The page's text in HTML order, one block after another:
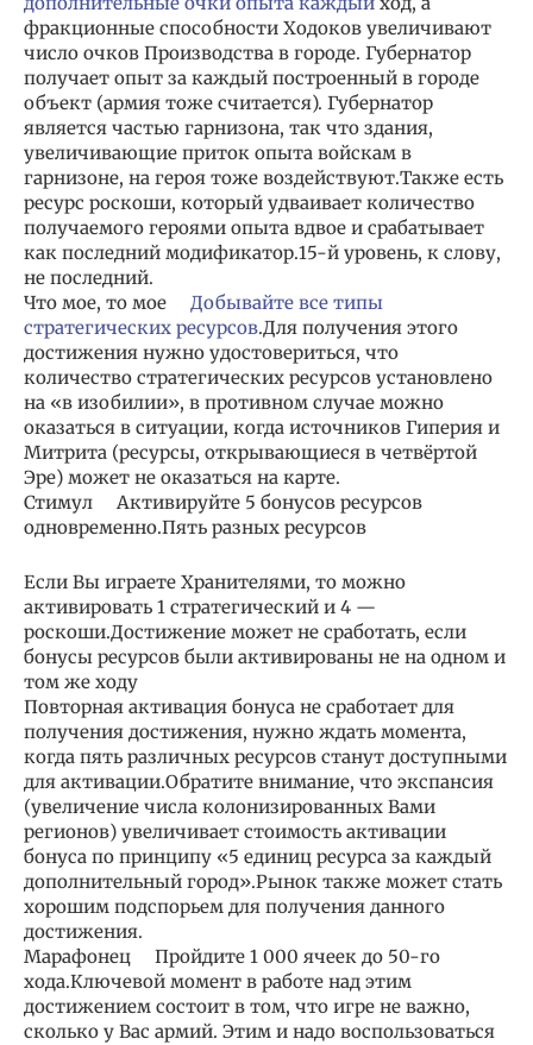
фракционные способности Ходоков увеличивают
число очков Производства в городе. Губернатор
получает опыт за каждый построенный в городе
объект (армия тоже считается). Губернатор
является частью гарнизона, так что здания,
увеличивающие приток опыта войскам в
гарнизоне, на героя тоже воздействуют.Также есть
ресурс роскоши, который удваивает количество
получаемого героями опыта вдвое и срабатывает
как последний модификатор.15-й уровень, к слову,
не последний.
Что мое, то мое Добывайте все типы
стратегических ресурсов.Для получения этого
достижения нужно удостовериться, что
количество стратегических ресурсов установлено
на «в изобилии», в противном случае можно
оказаться в ситуации, когда источников Гиперия и
Митрита (ресурсы, открывающиеся в четвёртой
Эре) может не оказаться на карте.
Стимул Активируйте 5 бонусов ресурсов
одновременно.Пять разных ресурсов
Если Вы играете Хранителями, то можно
активировать 1 стратегический и 4 —
роскоши.Достижение может не сработать, если
бонусы ресурсов были активированы не на одном и
том же ходу
Повторная активация бонуса не сработает для
получения достижения, нужно ждать момента,
когда пять различных ресурсов станут доступными
для активации.Обратите внимание, что экспансия
(увеличение числа колонизированных Вами
регионов) увеличивает стоимость активации
бонуса по принципу «5 единиц ресурса за каждый
дополнительный город».Рынок также может стать
хорошим подспорьем для получения данного
достижения.
Марафонец Пройдите 1 000 ячеек до 50-го
хода.Ключевой момент в работе над этим
достижением состоит в том, что игре не важно,
сколько у Вас армий. Этим и надо воспользоваться